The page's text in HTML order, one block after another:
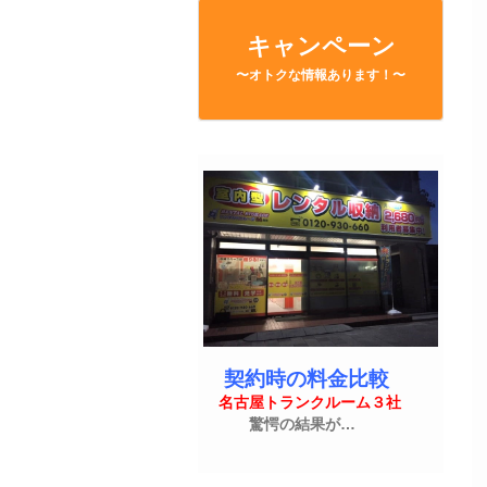
キャンペーン
〜オトクな情報あります！〜
契約時の料金比較
名古屋トランクルーム３社
驚愕の結果が…